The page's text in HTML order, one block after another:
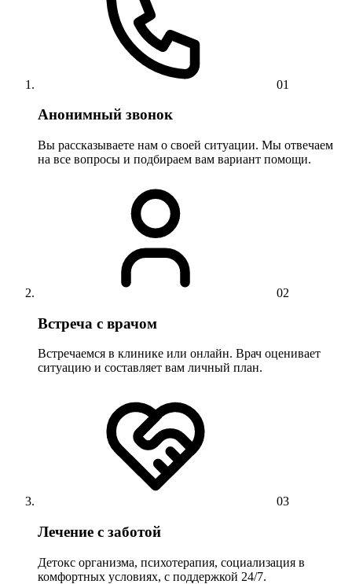
01
Анонимный звонок
Вы рассказываете нам о своей ситуации. Мы отвечаем
на все вопросы и подбираем вам вариант помощи.
02
Встреча с врачом
Встречаемся в клинике или онлайн. Врач оценивает
ситуацию и составляет вам личный план.
03
Лечение с заботой
Детокс организма, психотерапия, социализация в
комфортных условиях, с поддержкой 24/7.